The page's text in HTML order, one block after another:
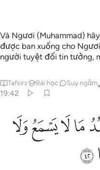
Và Ngươi (Muhammad)
được ban xuống cho
người tuyệt đối tin tưởng,
Tafsirs Bài học Suy ngẫm
19:42
يبصر ولا يغني عنك شييا ٤٢
يُبْصِرُ وَلَا يُغْنِى عَنكَ شَيْـًۭٔا ٤٢
ﱧﱨﱩﱪ
ﱰ